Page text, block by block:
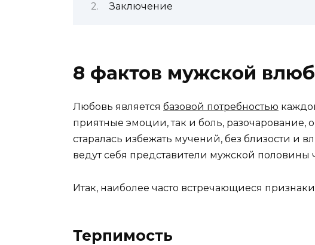
Заключение
8 фактов мужской
Любовь является базовой потребностью
приятные эмоции, так и боль,
старалась избежать мучений, без близости и
ведут себя представители мужской половины
Итак, наиболее часто встречающиеся
Терпимость